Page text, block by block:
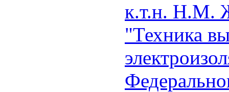
к.т.н. Н.М.
"Техника